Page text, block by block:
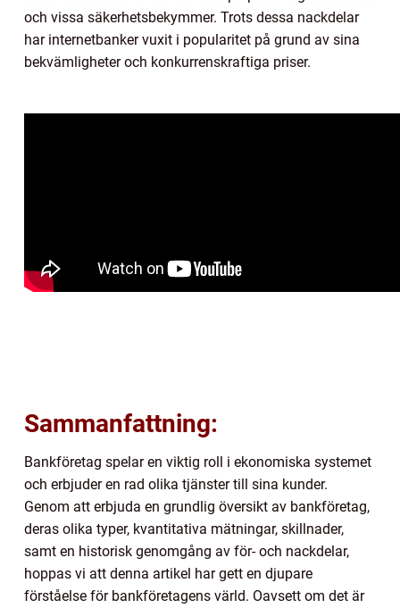
och vissa säkerhetsbekymmer. Trots dessa nackdelar
har internetbanker vuxit i popularitet på grund av sina
bekvämligheter och konkurrenskraftiga priser.
Sammanfattning:
Bankföretag spelar en viktig roll i ekonomiska systemet
och erbjuder en rad olika tjänster till sina kunder.
Genom att erbjuda en grundlig översikt av bankföretag,
deras olika typer, kvantitativa mätningar, skillnader,
samt en historisk genomgång av för- och nackdelar,
hoppas vi att denna artikel har gett en djupare
förståelse för bankföretagens värld. Oavsett om det är